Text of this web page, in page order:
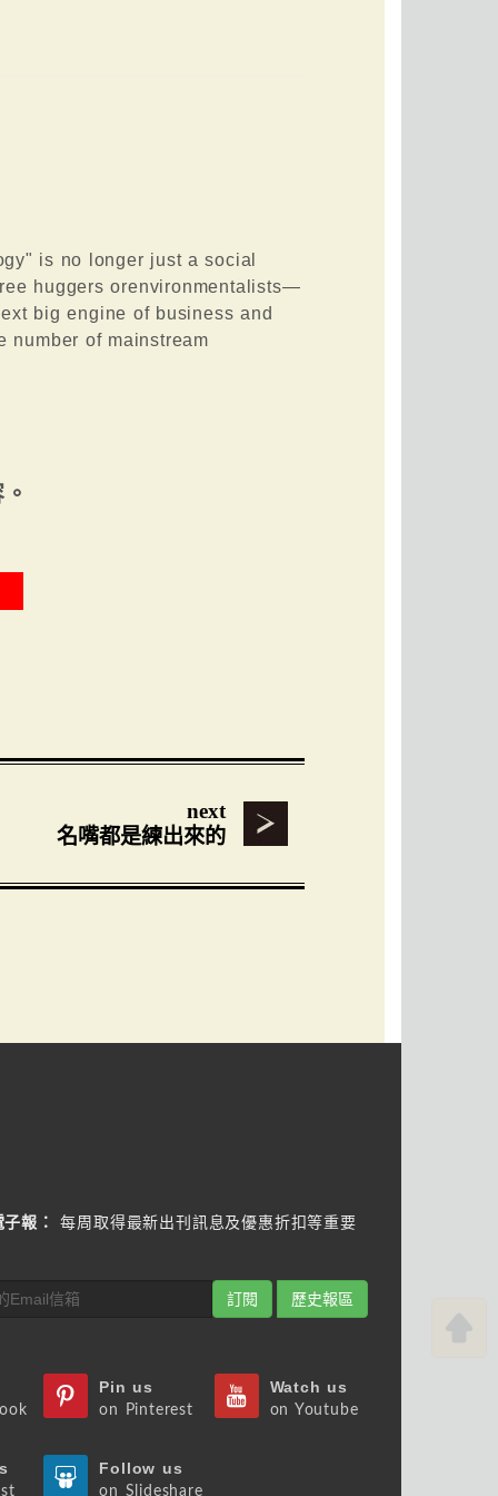
is no longer just a social
huggers orenvironmentalists—
big engine of business and
number of mainstream
next
名嘴都是練出來的
報： 每周取得最新出刊訊息及優惠折扣等重要
訂閱 歷史報區
Pin us
on Pinterest
Watch us
on Youtube
Follow us
on Slideshare